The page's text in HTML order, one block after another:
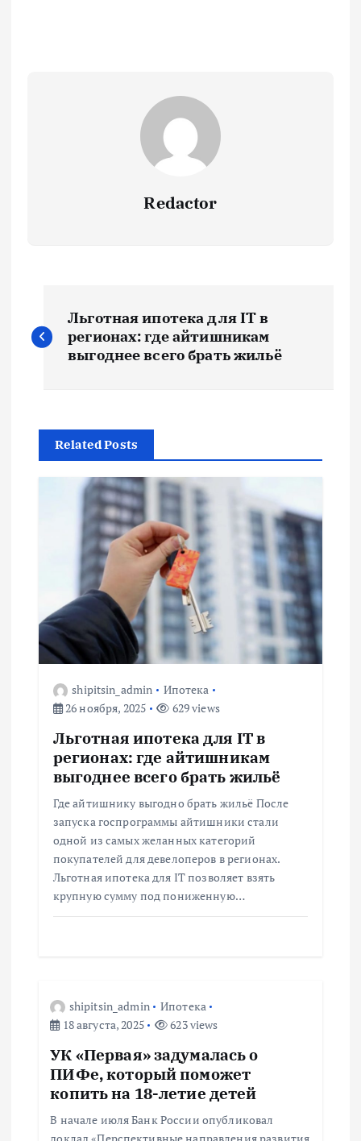
Redactor
а
и
г
я
п
Льготная ипотека для IT в
регионах: где айтишникам
выгоднее всего брать жильё
Related Posts
shipitsin_admin
Ипотека
26 ноября, 2025
629 views
Льготная ипотека для IT в
регионах: где айтишникам
выгоднее всего брать жильё
Где айтишнику выгодно брать жильё После
запуска госпрограммы айтишники стали
одной из самых желанных категорий
покупателей для девелоперов в регионах.
Льготная ипотека для IT позволяет взять
крупную сумму под пониженную…
shipitsin_admin
Ипотека
18 августа, 2025
623 views
УК «Первая» задумалась о
ПИФе, который поможет
копить на 18-летие детей
В начале июля Банк России опубликовал